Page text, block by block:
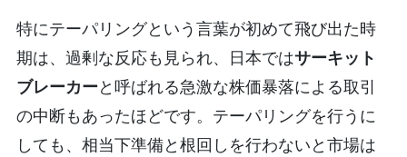
特にテーパリングという言葉が初めて飛び出た時
期は、過剰な反応も見られ、日本ではサーキット
ブレーカーと呼ばれる急激な株価暴落による取引
の中断もあったほどです。テーパリングを行うに
しても、相当下準備と根回しを行わないと市場は